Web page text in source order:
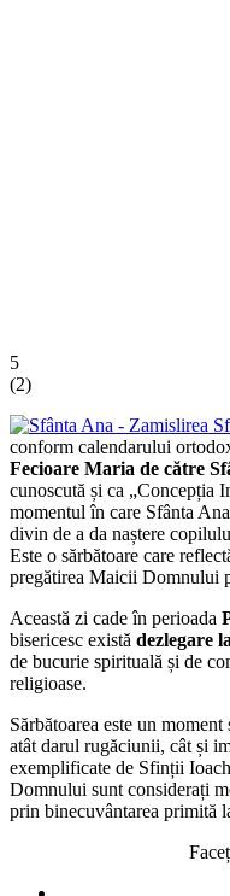
5
(2)
conform calendarului
Fecioare Maria de către
cunoscută și ca „Concepția
momentul în care Sfânta
divin de a da naștere
Este o sărbătoare care
pregătirea Maicii Domnului
Această zi cade în perioada
bisericesc există dezlegare
de bucurie spirituală și de
religioase.
Sărbătoarea este un
atât darul rugăciunii, cât și
exemplificate de Sfinții
Domnului sunt considerați
prin binecuvântarea primită